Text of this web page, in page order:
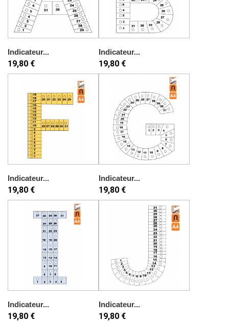
Indicateur...
19,80 €
Indicateur...
19,80 €
Indicateur...
19,80 €
Indicateur...
19,80 €
Indicateur...
19,80 €
Indicateur...
19,80 €